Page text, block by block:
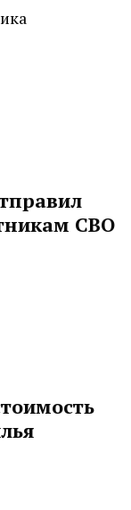
СВО